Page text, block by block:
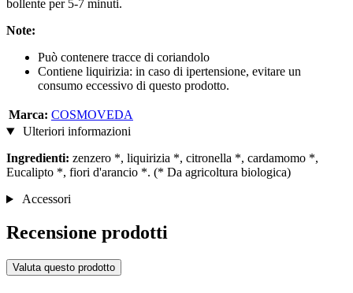
bollente per 5-7 minuti.
Note:
Può contenere tracce di coriandolo
Contiene liquirizia: in caso di ipertensione, evitare un
consumo eccessivo di questo prodotto.
Marca: COSMOVEDA
Ulteriori informazioni
Ingredienti: zenzero *, liquirizia *, citronella *, cardamomo *,
Eucalipto *, fiori d'arancio *. (* Da agricoltura biologica)
Accessori
Recensione prodotti
Valuta questo prodotto